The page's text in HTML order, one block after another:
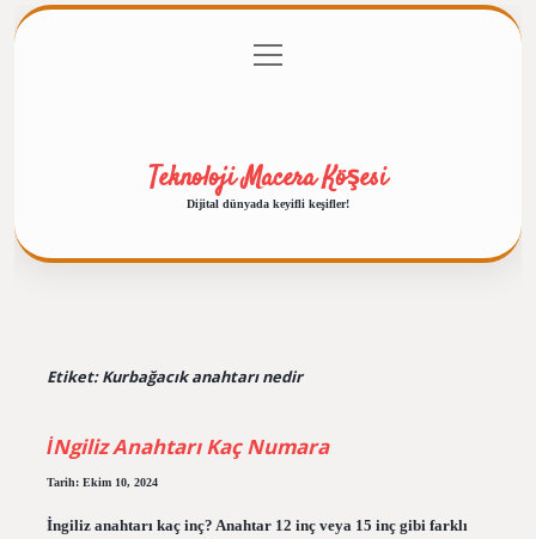
Gizlilik Politikası
menüyü
aç
Teknoloji Macera Köşesi
Dijital dünyada keyifli keşifler!
Etiket:Kurbağacık anahtarı nedir
İNgiliz Anahtarı Kaç Numara
Tarih: Ekim 10, 2024
İngiliz anahtarı kaç inç? Anahtar 12 inç veya 15 inç gibi farklı